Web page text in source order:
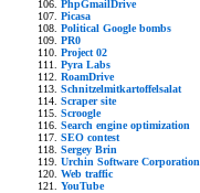
PhpGmailDrive
Picasa
Political Google bombs
PR0
Project 02
Pyra Labs
RoamDrive
Schnitzelmitkartoffelsalat
Scraper site
Scroogle
Search engine optimization
SEO contest
Sergey Brin
Urchin Software Corporation
Web traffic
YouTube